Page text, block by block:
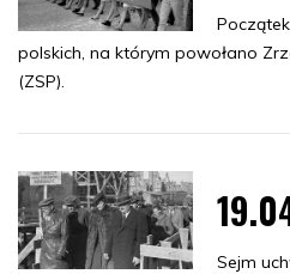
polskich, na którym powołano
(ZSP).
Sejm